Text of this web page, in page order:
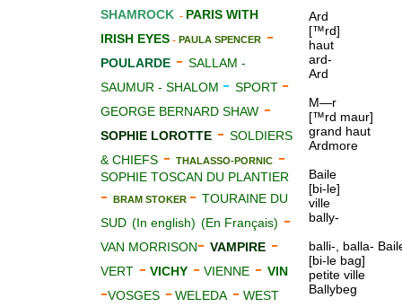
SHAMROCK - PARIS WITH
IRISH EYES - PAULA SPENCER -
POULARDE - SALLAM -
SAUMUR - SHALOM - SPORT -
GEORGE BERNARD SHAW -
SOPHIE LOROTTE - SOLDIERS
& CHIEFS - THALASSO-PORNIC -
SOPHIE TOSCAN DU PLANTIER
- BRAM STOKER - TOURAINE DU
SUD (In english) (En Français) -
VAN MORRISON- VAMPIRE -
VERT - VICHY - VIENNE - VIN
-VOSGES -WELEDA - WEST
Ard
[™rd]
haut
ard-
Ard
M—r
[™rd maur]
grand haut
Ardmore
Baile
[bi-le]
ville
bally-
balli-, balla-
[bi-le bag]
petite ville
Ballybeg